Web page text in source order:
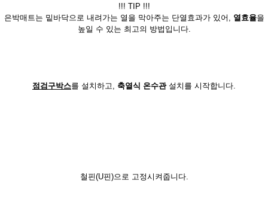
!!! TIP !!!
은박매트는 밑바닥으로 내려가는 열을 막아주는 단열효과가 있어, 열효율을
높일 수 있는 최고의 방법입니다.
점검구박스를 설치하고, 축열식 온수관설치를 시작합니다.
철핀(U핀)으로 고정시켜줍니다.